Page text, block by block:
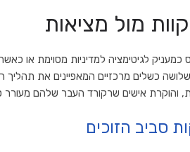
מול מציאות
לגיטימציה למדיניות מסוימת או
כשלים מרכזיים המאפיינים את תהליך
והוקרת אישים שרקורד העבר שלהם מעורר
סביב הזוכים